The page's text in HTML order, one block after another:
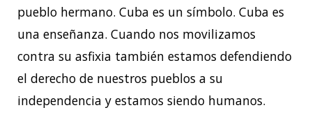
pueblo hermano. Cuba es un símbolo. Cuba es
una enseñanza. Cuando nos movilizamos
contra su asfixia también estamos defendiendo
el derecho de nuestros pueblos a su
independencia y estamos siendo humanos.